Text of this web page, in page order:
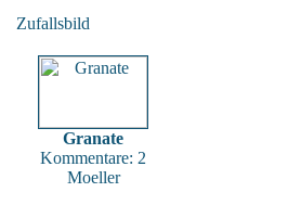
Zufallsbild
Granate
Kommentare: 2
Moeller